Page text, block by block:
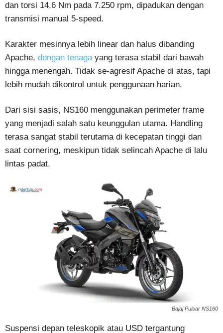
dan torsi 14,6 Nm pada 7.250 rpm, dipadukan dengan
transmisi manual 5-speed.
Karakter mesinnya lebih linear dan halus dibanding
Apache, dengan tenagayang terasa stabil dari bawah
hingga menengah. Tidak se-agresif Apache di atas, tapi
lebih mudah dikontrol untuk penggunaan harian.
Dari sisi sasis, NS160 menggunakan perimeter frame
yang menjadi salah satu keunggulan utama. Handling
terasa sangat stabil terutama di kecepatan tinggi dan
saat cornering, meskipun tidak selincah Apache di lalu
lintas padat.
Bajaj Pulsar NS160
Suspensi depan teleskopik atau USD tergantung